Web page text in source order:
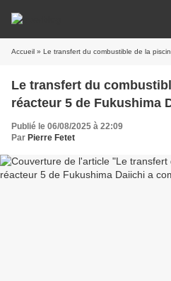
Accueil » Le transfert du combustible de la piscine du
Le transfert du
réacteur 5 de Fukushima
Publié le 06/08/2025 à 22:09
Par Pierre Fetet